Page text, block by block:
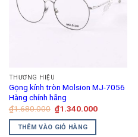
thể.
Các
được
chọn
trên
trang
sản
THƯƠNG HIỆU
Gọng kính tròn Molsion MJ-7056
Hàng chính hãng
₫1.680.000 Giá
gốc
là:
₫1.680.000.
₫1.340.000Giá
THÊM VÀO GIỎ HÀNG